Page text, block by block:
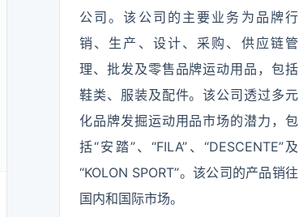
公司。该公司的主要业务为品牌行
销、生产、设计、采购、供应链管
理、批发及零售品牌运动用品，包括
鞋类、服装及配件。该公司透过多元
化品牌发掘运动用品市场的潜力，包
括“安踏”、“FILA”、“DESCENTE”及
“KOLON SPORT”。该公司的产品销往
国内和国际市场。